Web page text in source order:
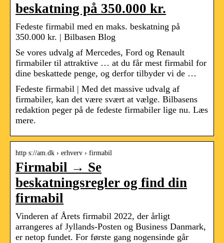
beskatning på 350.000 kr.
Fedeste firmabil med en maks. beskatning på
350.000 kr. | Bilbasen Blog
Se vores udvalg af Mercedes, Ford og Renault
firmabiler til attraktive … at du får mest firmabil for
dine beskattede penge, og derfor tilbyder vi de …
Fedeste firmabil | Med det massive udvalg af
firmabiler, kan det være svært at vælge. Bilbasens
redaktion peger på de fedeste firmabiler lige nu. Læs
mere.
http s://am.dk › erhverv › firmabil
Firmabil → Se
beskatningsregler og find din
firmabil
Vinderen af Årets firmabil 2022, der årligt
arrangeres af Jyllands-Posten og Business Danmark,
er netop fundet. For første gang nogensinde går